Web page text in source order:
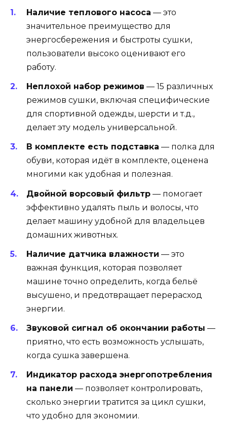
Наличие теплового насоса — это
значительное преимущество для
энергосбережения и быстроты сушки,
пользователи высоко оценивают его
работу.
Неплохой набор режимов — 15 различных
режимов сушки, включая специфические
для спортивной одежды, шерсти и т.д.,
делает эту модель универсальной.
В комплекте есть подставка — полка для
обуви, которая идёт в комплекте, оценена
многими как удобная и полезная.
Двойной ворсовый фильтр — помогает
эффективно удалять пыль и волосы, что
делает машину удобной для владельцев
домашних животных.
Наличие датчика влажности — это
важная функция, которая позволяет
машине точно определить, когда бельё
высушено, и предотвращает перерасход
энергии.
Звуковой сигнал об окончании работы —
приятно, что есть возможность услышать,
когда сушка завершена.
Индикатор расхода энергопотребления
на панели — позволяет контролировать,
сколько энергии тратится за цикл сушки,
что удобно для экономии.